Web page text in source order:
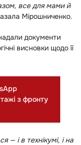
все для мами й
Мірошниченко.
документи
висновки щодо її
з фронту
— і в технікумі, і на